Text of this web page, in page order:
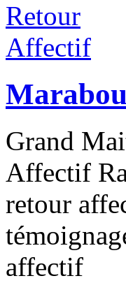
Grand
Affectif
retour
affectif